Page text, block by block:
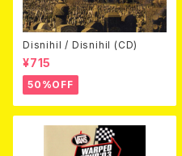
Disnihil / Disnihil (CD)
¥715
50%OFF